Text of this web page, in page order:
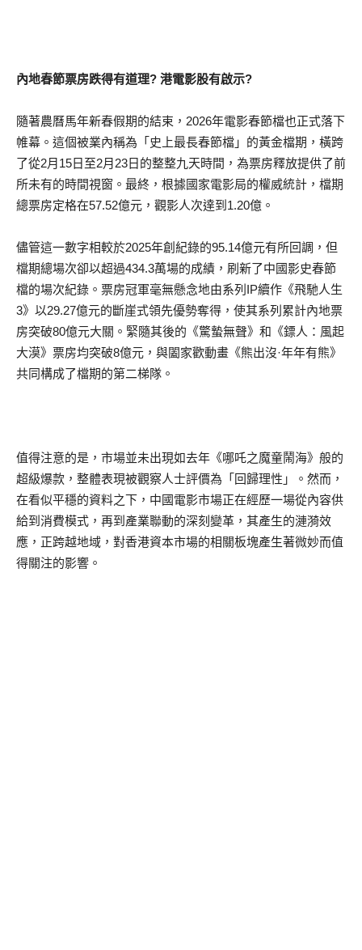
內地春節票房跌得有道理? 港電影股有啟示?
隨著農曆馬年新春假期的結束， 2026年電影春節檔也正式落下
帷幕。這個被業內稱為 「 史上最長春節檔 」 的黃金檔期，橫跨
了從2月 15日至2月 23日的整整九天時間，為票房釋放提供了前
所未有的時間視窗。最終，根據國家電影局的權威統計，檔期
總票房定格在57.52億元，觀影人次達到 1.20億。
儘管這一數字相較於2025年創紀錄的95.14億元有所回調 ，但
檔期總場次卻以超過434.3萬場的成績，刷新了中國影史春節
檔的場次紀錄。票房冠軍毫無懸念地由系列 IP續作《飛馳人生
3》以29.27億元的斷崖式領先優勢奪得，使其系列累計內地票
房突破80億元大關。緊隨其後的《驚蟄無聲》和 《鏢人：風起
大漠》 票房均突破8億元，與闔家歡動畫《熊出沒·年年有熊》
共同構成了檔期的第二梯隊。
值得注意的是，市場並未出現如去年《哪吒之魔童鬧海》般的
超級爆款 ，整體表現被觀察人士評價為 「 回歸理性 」
。然而，
在看似平穩的資料之下，中國電影市場正在經歷一場從內容供
給到消費模式，再到產業聯動的深刻變革，其產生的漣漪效
應，正跨越地域，對香港資本市場的相關板塊產生著微妙而值
得關注的影響。